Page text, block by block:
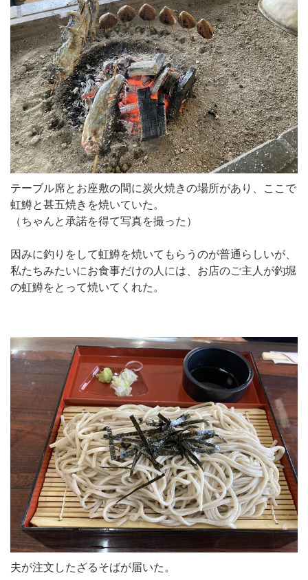
テーブル席とお座敷の間に炭火焼きの場所があり、ここで
虹鱒と甚五焼きを焼いていた。
（ちゃんと承諾を得て写真を撮った）
因みに釣りをして虹鱒を焼いてもらうのが普通らしいが、
私たちみたいにお食事だけの人には、お店のご主人が釣堀
の虹鱒をとって焼いてくれた。
夫が注文したざるそばが届いた。